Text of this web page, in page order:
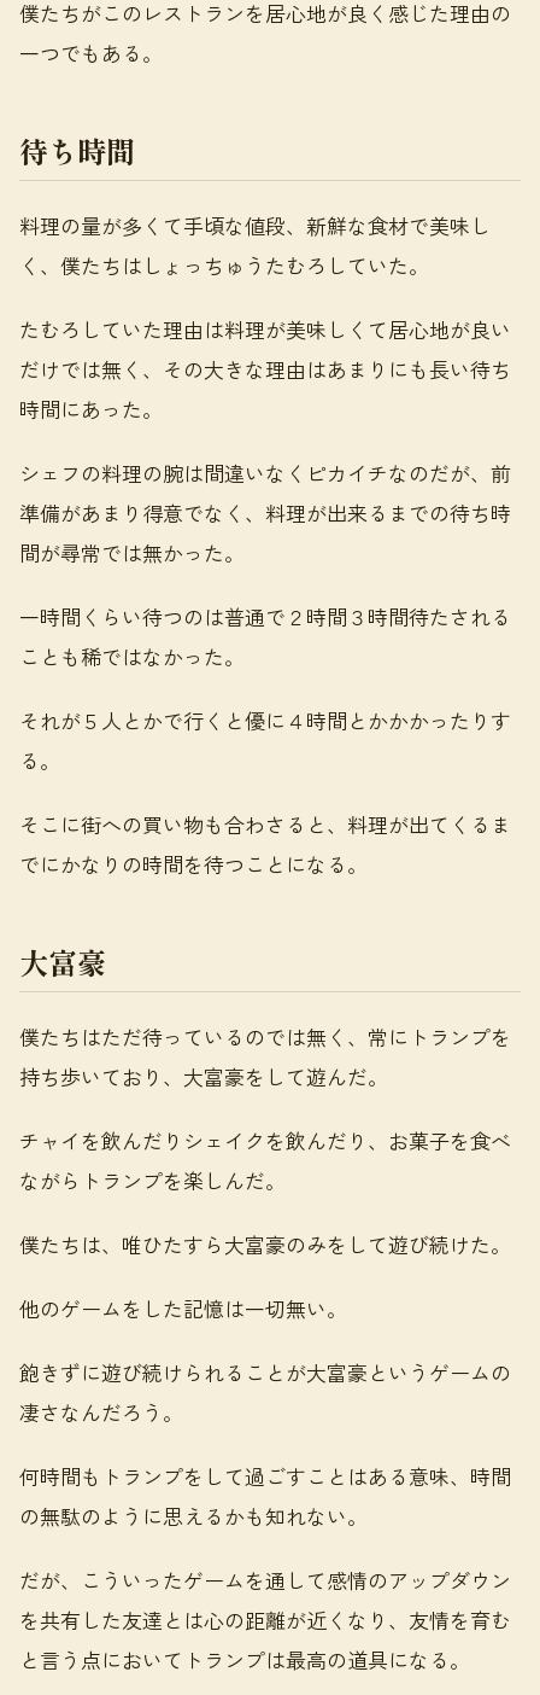
僕たちがこのレストランを居心地が良く感じた理由の
一つでもある。
待ち時間
料理の量が多くて手頃な値段、新鮮な食材で美味し
く、僕たちはしょっちゅうたむろしていた。
たむろしていた理由は料理が美味しくて居心地が良い
だけでは無く、その大きな理由はあまりにも長い待ち
時間にあった。
シェフの料理の腕は間違いなくピカイチなのだが、前
準備があまり得意でなく、料理が出来るまでの待ち時
間が尋常では無かった。
一時間くらい待つのは普通で２時間３時間待たされる
ことも稀ではなかった。
それが５人とかで行くと優に４時間とかかかったりす
る。
そこに街への買い物も合わさると、料理が出てくるま
でにかなりの時間を待つことになる。
大富豪
僕たちはただ待っているのでは無く、常にトランプを
持ち歩いており、大富豪をして遊んだ。
チャイを飲んだりシェイクを飲んだり、お菓子を食べ
ながらトランプを楽しんだ。
僕たちは、唯ひたすら大富豪のみをして遊び続けた。
他のゲームをした記憶は一切無い。
飽きずに遊び続けられることが大富豪というゲームの
凄さなんだろう。
何時間もトランプをして過ごすことはある意味、時間
の無駄のように思えるかも知れない。
だが、こういったゲームを通して感情のアップダウン
を共有した友達とは心の距離が近くなり、友情を育む
と言う点においてトランプは最高の道具になる。